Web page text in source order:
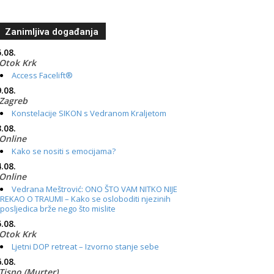
Zanimljiva događanja
Otok Krk
Access Facelift®
Konstelacije SIKON s Vedranom Kraljetom
Online
Kako se nositi s emocijama?
Online
Vedrana Meštrović: ONO ŠTO VAM NITKO NIJE
REKAO O TRAUMI – Kako se osloboditi njezinih
posljedica brže nego što mislite
Otok Krk
Ljetni DOP retreat – Izvorno stanje sebe